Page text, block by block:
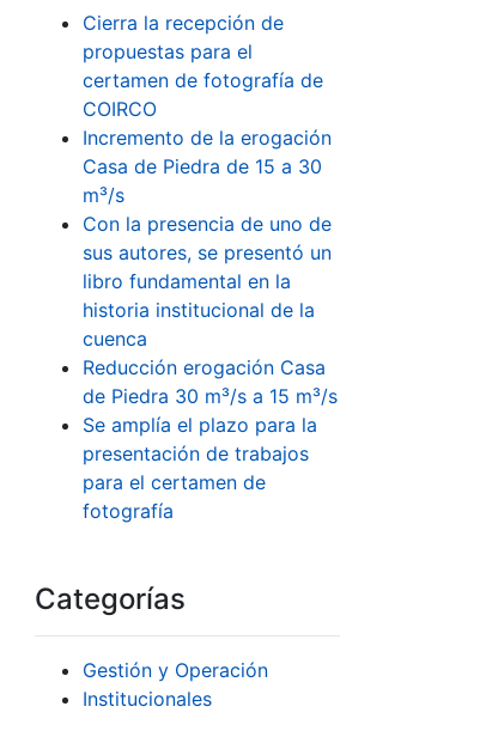
Cierra la recepción de
propuestas para el
certamen de fotografía de
COIRCO
Incremento de la erogación
Casa de Piedra de 15 a 30
m³/s
Con la presencia de uno de
sus autores, se presentó un
libro fundamental en la
historia institucional de la
cuenca
Reducción erogación Casa
de Piedra 30 m³/s a 15 m³/s
Se amplía el plazo para la
presentación de trabajos
para el certamen de
fotografía
Categorías
Gestión y Operación
Institucionales